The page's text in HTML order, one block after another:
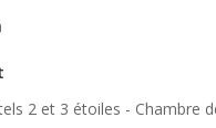
2 et 3 étoiles - Chambre